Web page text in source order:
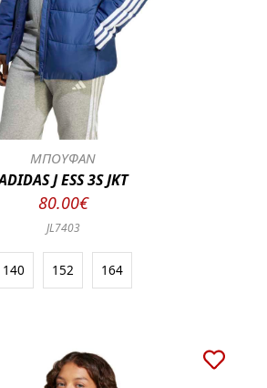
ΜΠΟΥΦΑΝ
J ESS 3S JKT
80.00€
JL7403
140 152 164